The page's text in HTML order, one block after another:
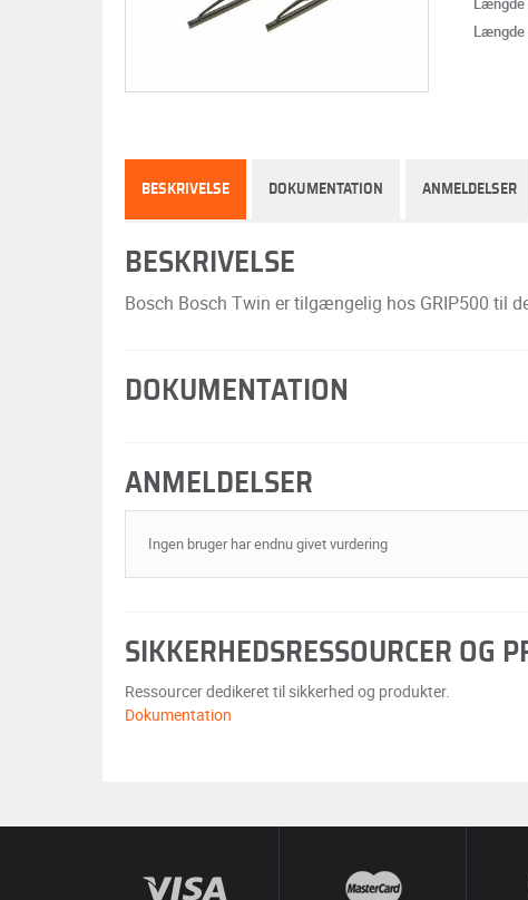
Længde
BESKRIVELSE DOKUMENTATION ANMELDELSER
BESKRIVELSE
Bosch Bosch Twin er tilgængelig hos GRIP500 til
DOKUMENTATION
ANMELDELSER
Ingen bruger har endnu givet vurdering
SIKKERHEDSRESSOURCER OG
Ressourcer dedikeret til sikkerhed og produkter.
Dokumentation